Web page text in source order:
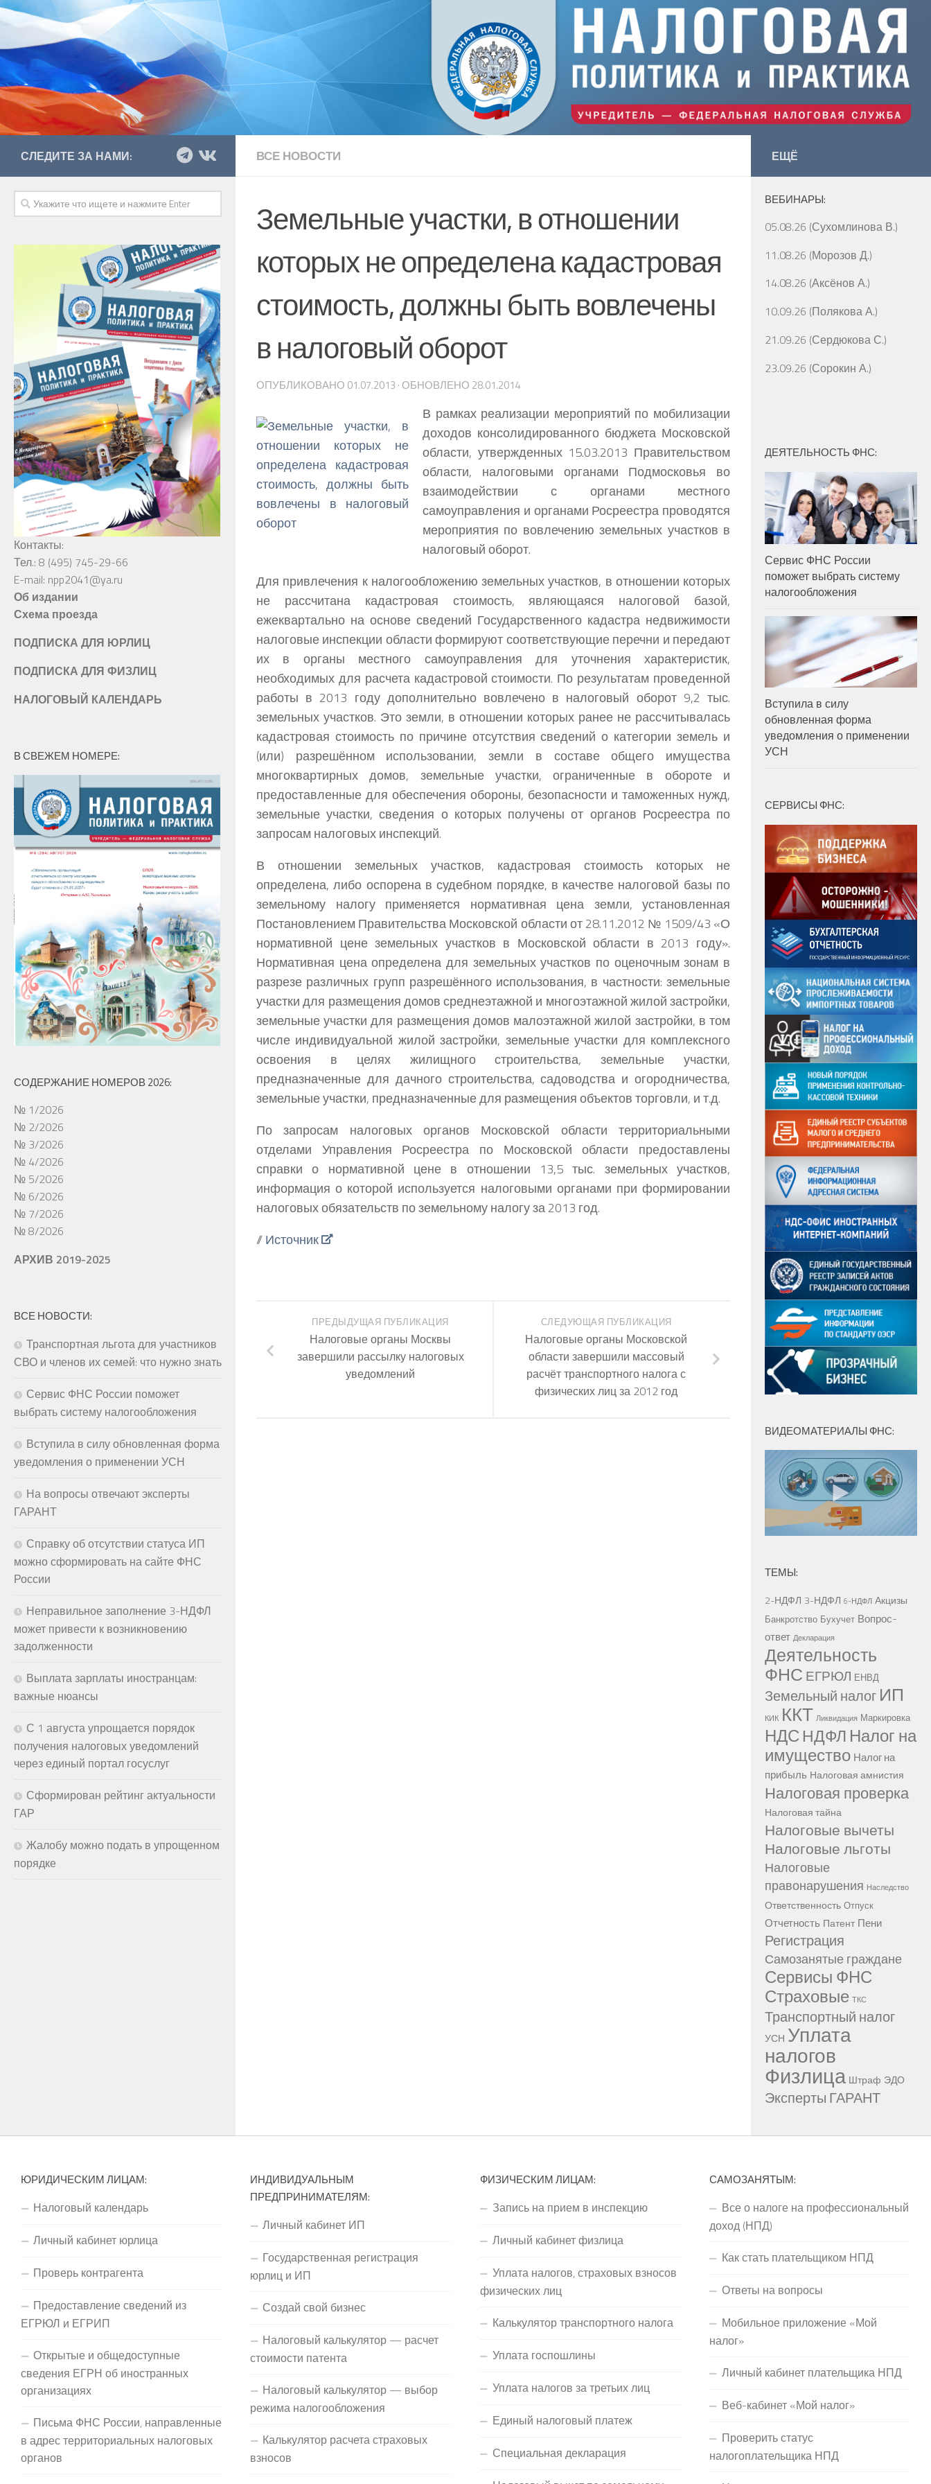
ВСЕ НОВОСТИ
Земельные участки, в отношении
которых не определена кадастровая
стоимость, должны быть вовлечены
в налоговый оборот
ОПУБЛИКОВАНО 01.07.2013 · ОБНОВЛЕНО 28.01.2014
В рамках реализации мероприятий по мобилизации
доходов консолидированного бюджета Московской
области, утвержденных 15.03.2013 Правительством
области, налоговыми органами Подмосковья во
взаимодействии с органами местного
самоуправления и органами Росреестра проводятся
мероприятия по вовлечению земельных участков в
налоговый оборот.
Для привлечения к налогообложению земельных участков, в отношении которых
не рассчитана кадастровая стоимость, являющаяся налоговой базой,
ежеквартально на основе сведений Государственного кадастра недвижимости
налоговые инспекции области формируют соответствующие перечни и передают
их в органы местного самоуправления для уточнения характеристик,
необходимых для расчета кадастровой стоимости. По результатам проведенной
работы в 2013 году дополнительно вовлечено в налоговый оборот 9,2 тыс.
земельных участков. Это земли, в отношении которых ранее не рассчитывалась
кадастровая стоимость по причине отсутствия сведений о категории земель и
(или) разрешённом использовании, земли в составе общего имущества
многоквартирных домов, земельные участки, ограниченные в обороте и
предоставленные для обеспечения обороны, безопасности и таможенных нужд,
земельные участки, сведения о которых получены от органов Росреестра по
запросам налоговых инспекций.
В отношении земельных участков, кадастровая стоимость которых не
определена, либо оспорена в судебном порядке, в качестве налоговой базы по
земельному налогу применяется нормативная цена земли, установленная
Постановлением Правительства Московской области от 28.11.2012 № 1509/43 «О
нормативной цене земельных участков в Московской области в 2013 году».
Нормативная цена определена для земельных участков по оценочным зонам в
разрезе различных групп разрешённого использования, в частности: земельные
участки для размещения домов среднеэтажной и многоэтажной жилой застройки,
земельные участки для размещения домов малоэтажной жилой застройки, в том
числе индивидуальной жилой застройки, земельные участки для комплексного
освоения в целях жилищного строительства, земельные участки,
предназначенные для дачного строительства, садоводства и огородничества,
земельные участки, предназначенные для размещения объектов торговли, и т.д.
По запросам налоговых органов Московской области территориальными
отделами Управления Росреестра по Московской области предоставлены
справки о нормативной цене в отношении 13,5 тыс. земельных участков,
информация о которой используется налоговыми органами при формировании
налоговых обязательств по земельному налогу за 2013 год.
//Источник
СЛЕДУЮЩАЯ ПУБЛИКАЦИЯ
Налоговые органы Московской
области завершили массовый
расчёт транспортного налога с
физических лиц за 2012 год
ПРЕДЫДУЩАЯ ПУБЛИКАЦИЯ
Налоговые органы Москвы
завершили рассылку налоговых
уведомлений
СЛЕДИТЕ ЗА НАМИ:
Контакты:
Тел.: 8 (495) 745-29-66
E-mail: npp2041@ya.ru
Об издании
Схема проезда
ПОДПИСКА ДЛЯ ЮРЛИЦ
ПОДПИСКА ДЛЯ ФИЗЛИЦ
НАЛОГОВЫЙ КАЛЕНДАРЬ
В СВЕЖЕМ НОМЕРЕ:
СОДЕРЖАНИЕ НОМЕРОВ 2026:
№ 1/2026
№ 2/2026
№ 3/2026
№ 4/2026
№ 5/2026
№ 6/2026
№ 7/2026
№ 8/2026
АРХИВ 2019-2025
ВСЕ НОВОСТИ:
Транспортная льгота для участников
СВО и членов их семей: что нужно знать
Сервис ФНС России поможет
выбрать систему налогообложения
Вступила в силу обновленная форма
уведомления о применении УСН
На вопросы отвечают эксперты
ГАРАНТ
Справку об отсутствии статуса ИП
можно сформировать на сайте ФНС
России
Неправильное заполнение 3-НДФЛ
может привести к возникновению
задолженности
Выплата зарплаты иностранцам:
важные нюансы
С 1 августа упрощается порядок
получения налоговых уведомлений
через единый портал госуслуг
Сформирован рейтинг актуальности
ГАР
Жалобу можно подать в упрощенном
порядке
ЕЩЁ
ВЕБИНАРЫ:
05.08.26 (Сухомлинова В.)
11.08.26 (Морозов Д.)
14.08.26 (Аксёнов А.)
10.09.26 (Полякова А.)
21.09.26 (Сердюкова С.)
23.09.26 (Сорокин А.)
ДЕЯТЕЛЬНОСТЬ ФНС:
Сервис ФНС России
поможет выбрать систему
налогообложения
Вступила в силу
обновленная форма
уведомления о применении
УСН
СЕРВИСЫ ФНС:
ВИДЕОМАТЕРИАЛЫ ФНС:
ТЕМЫ:
2-НДФЛ 3-НДФЛ 6-НДФЛ Акцизы
Банкротство Бухучет Вопрос-
ответ Декларация
Деятельность
ФНС ЕГРЮЛ ЕНВД
Земельный налог ИП
КИК ККТ Ликвидация Маркировка
НДС НДФЛ Налог на
имущество Налог на
прибыль Налоговая амнистия
Налоговая проверка
Налоговая тайна
Налоговые вычеты
Налоговые льготы
Налоговые
правонарушения Наследство
Ответственность Отпуск
Отчетность Патент Пени
Регистрация
Самозанятые граждане
Сервисы ФНС
Страховые ТКС
Транспортный налог
УСН Уплата
налогов
Физлица Штраф ЭДО
Эксперты ГАРАНТ
ЮРИДИЧЕСКИМ ЛИЦАМ:
Налоговый календарь
Личный кабинет юрлица
Проверь контрагента
Предоставление сведений из
ЕГРЮЛ и ЕГРИП
Открытые и общедоступные
сведения ЕГРН об иностранных
организациях
Письма ФНС России, направленные
в адрес территориальных налоговых
органов
ИНДИВИДУАЛЬНЫМ
ПРЕДПРИНИМАТЕЛЯМ:
Личный кабинет ИП
Государственная регистрация
юрлиц и ИП
Создай свой бизнес
Налоговый калькулятор — расчет
стоимости патента
Налоговый калькулятор — выбор
режима налогообложения
Калькулятор расчета страховых
взносов
ФИЗИЧЕСКИМ ЛИЦАМ:
Запись на прием в инспекцию
Личный кабинет физлица
Уплата налогов, страховых взносов
физических лиц
Калькулятор транспортного налога
Уплата госпошлины
Уплата налогов за третьих лиц
Единый налоговый платеж
Специальная декларация
САМОЗАНЯТЫМ:
Все о налоге на профессиональный
доход (НПД)
Как стать плательщиком НПД
Ответы на вопросы
Мобильное приложение «Мой
налог»
Личный кабинет плательщика НПД
Веб-кабинет «Мой налог»
Проверить статус
налогоплательщика НПД